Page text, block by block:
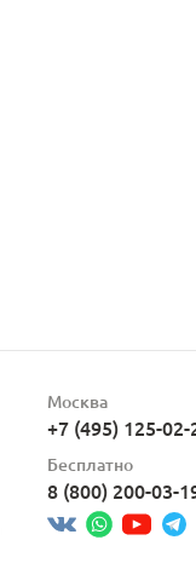
Москва
+7 (495) 125-02-
Бесплатно
8 (800) 200-03-